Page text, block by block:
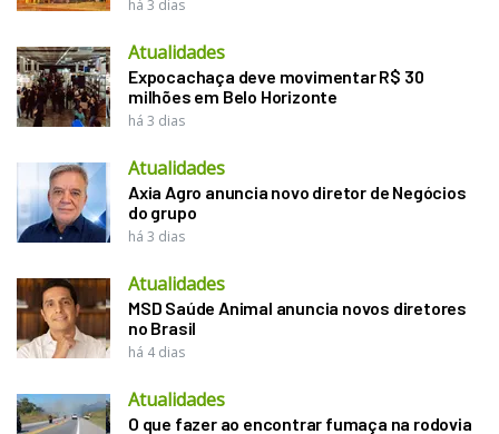
há 3 dias
Atualidades
Expocachaça deve movimentar R$ 30
milhões em Belo Horizonte
há 3 dias
Atualidades
Axia Agro anuncia novo diretor de Negócios
do grupo
há 3 dias
Atualidades
MSD Saúde Animal anuncia novos diretores
no Brasil
há 4 dias
Atualidades
O que fazer ao encontrar fumaça na rodovia